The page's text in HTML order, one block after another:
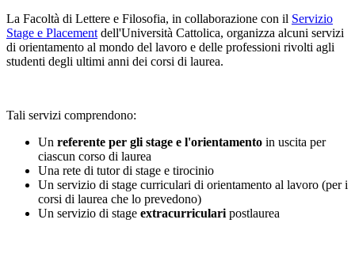
La Facoltà di Lettere e Filosofia, in collaborazione con il Servizio
Stage e Placement dell'Università Cattolica, organizza alcuni servizi
di orientamento al mondo del lavoro e delle professioni rivolti agli
studenti degli ultimi anni dei corsi di laurea.
Tali servizi comprendono:
Un referente per gli stage e l'orientamento in uscita per
ciascun corso di laurea
Una rete di tutor di stage e tirocinio
Un servizio di stage curriculari di orientamento al lavoro (per i
corsi di laurea che lo prevedono)
Un servizio di stage extracurriculari postlaurea